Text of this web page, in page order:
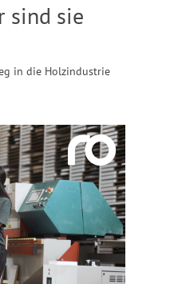
sind sie
in die Holzindustrie